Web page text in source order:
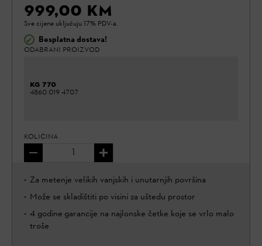
999,00 KM
Sve cijene uključuju 17% PDV-a.
✔ Besplatna dostava!
ODABRANI PROIZVOD
KG 770
4860 019 4707
KOLIČINA
Za metenje velikih vanjskih i unutarnjih površina
Može se skladištiti po visini za uštedu prostor
4 godine garancije na najlonske četke koje se vrlo malo
troše